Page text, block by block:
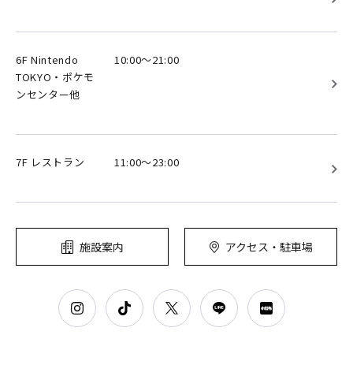
6F Nintendo
TOKYO・ポケモ
ンセンター他
10:00～21:00
7F レストラン 11:00～23:00
施設案内 アクセス・駐車場